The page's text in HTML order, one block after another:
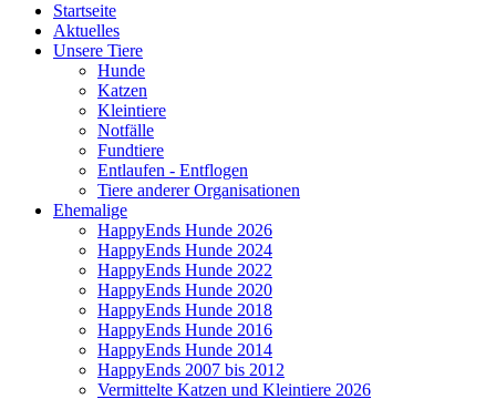
Startseite
Aktuelles
Unsere Tiere
Hunde
Katzen
Kleintiere
Notfälle
Fundtiere
Entlaufen - Entflogen
Tiere anderer Organisationen
Ehemalige
HappyEnds Hunde 2026
HappyEnds Hunde 2024
HappyEnds Hunde 2022
HappyEnds Hunde 2020
HappyEnds Hunde 2018
HappyEnds Hunde 2016
HappyEnds Hunde 2014
HappyEnds 2007 bis 2012
Vermittelte Katzen und Kleintiere 2026